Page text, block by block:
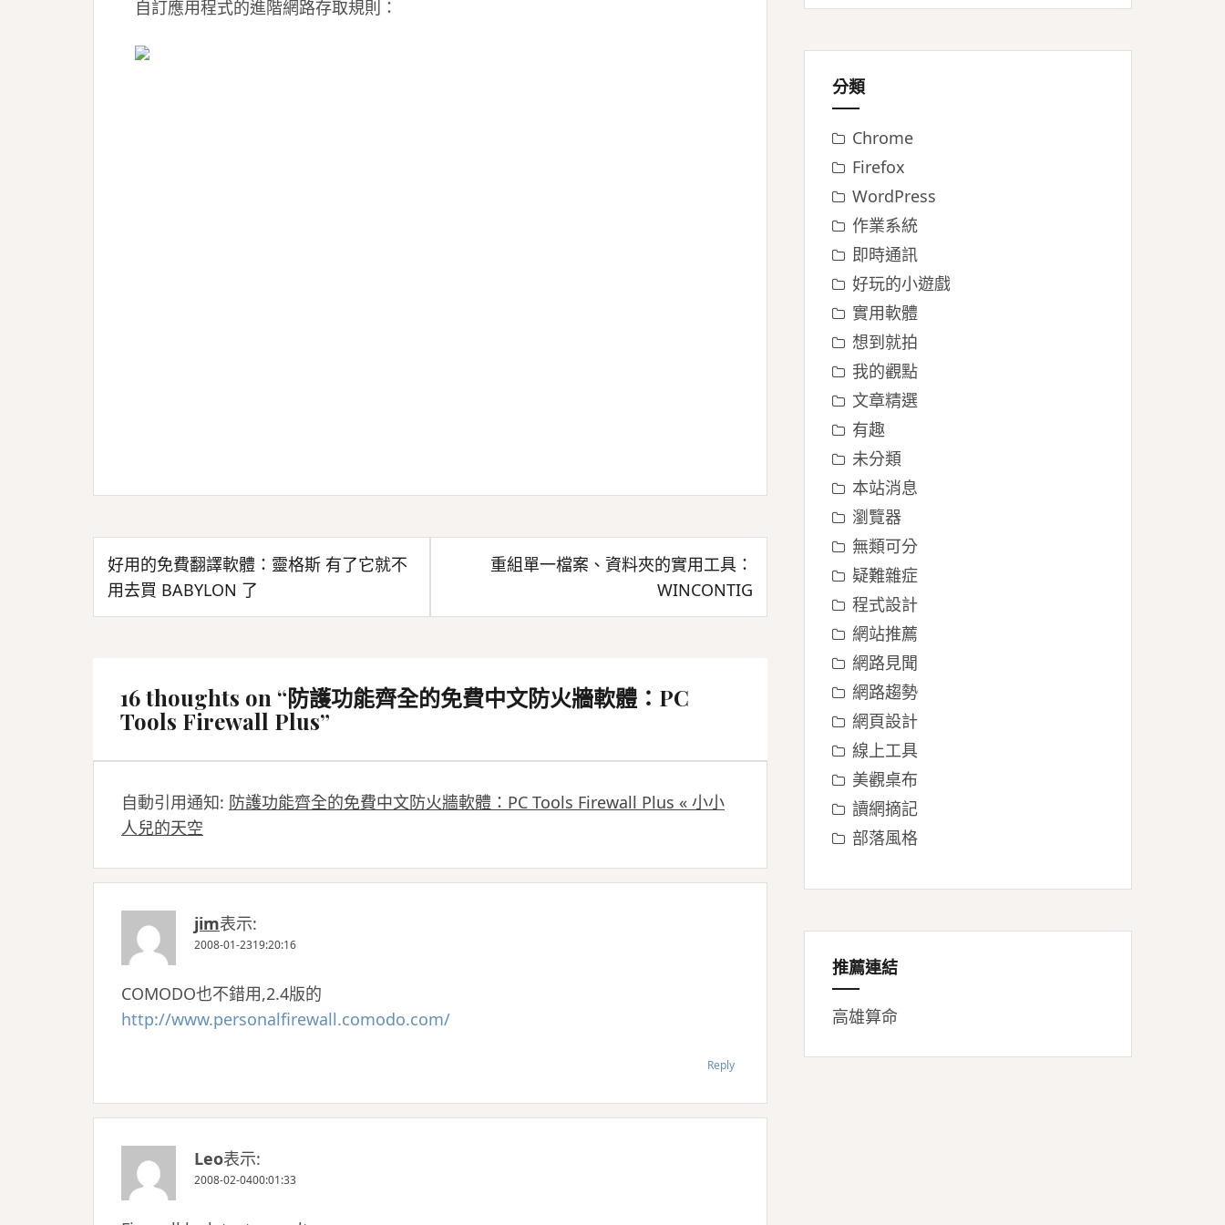
自訂應用程式的進階網路存取規則：
文
章
導
好用的免費翻譯軟體：靈格斯 有了它就不
用去買 BABYLON 了
重組單一檔案、資料夾的實用工具：
WINCONTIG
16 thoughts on “防護功能齊全的免費中文防火牆軟體：PC
Tools Firewall Plus”
自動引用通知: 防護功能齊全的免費中文防火牆軟體：PC Tools Firewall Plus « 小小
人兒的天空
jim表示:
2008-01-2319:20:16
COMODO也不錯用,2.4版的
http://www.personalfirewall.comodo.com/
Reply
Leo表示:
2008-02-0400:01:33
分類
Chrome
Firefox
WordPress
作業系統
即時通訊
好玩的小遊戲
實用軟體
想到就拍
我的觀點
文章精選
有趣
未分類
本站消息
瀏覽器
無類可分
疑難雜症
程式設計
網站推薦
網路見聞
網路趨勢
網頁設計
線上工具
美觀桌布
讀網摘記
部落風格
推薦連結
高雄算命